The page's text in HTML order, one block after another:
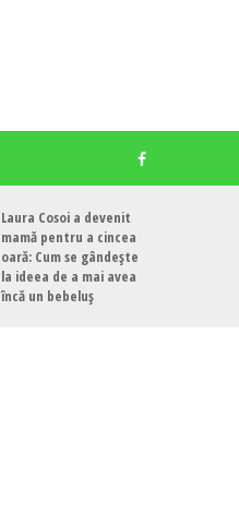
Laura Cosoi a devenit
mamă pentru a cincea
oară: Cum se gândește
la ideea de a mai avea
încă un bebeluș